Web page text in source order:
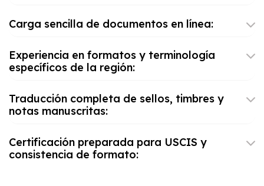
Carga sencilla de documentos en línea:
Experiencia en formatos y terminología
específicos de la región:
Traducción completa de sellos, timbres y
notas manuscritas:
Certificación preparada para USCIS y
consistencia de formato: